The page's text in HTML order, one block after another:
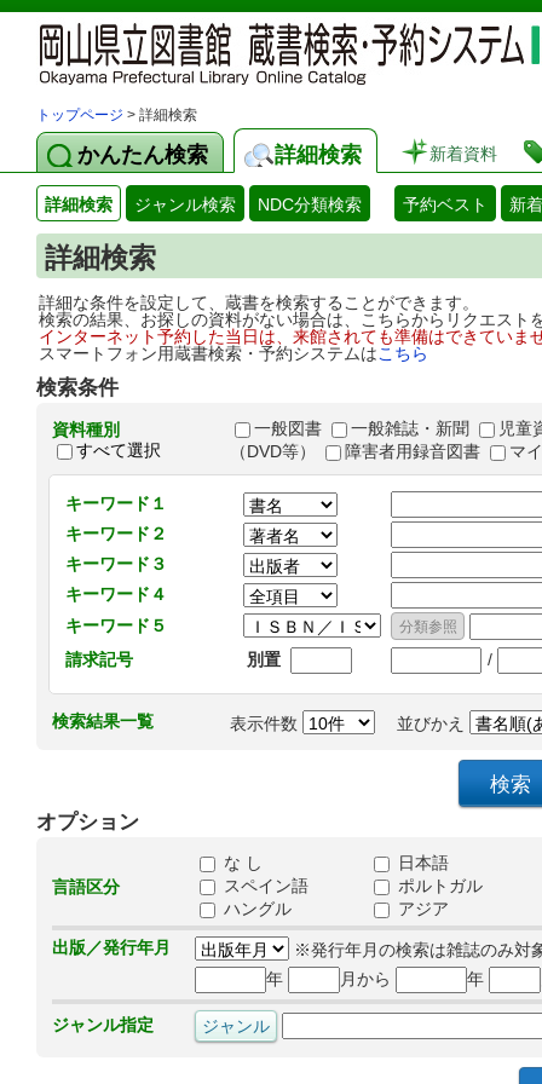
トップページ > 詳細検索
かんたん検索 詳細検索 新着資料
詳細検索 ジャンル検索 NDC分類検索 予約ベスト 新
詳細検索
詳細な条件を設定して、蔵書を検索することができます。
検索の結果、お探しの資料がない場合は、こちらからリクエス
インターネット予約した当日は、来館されても準備はできてい
スマートフォン用蔵書検索・予約システムはこちら
検索条件
資料種別
すべて選択
一般図書 一般雑誌・新聞
児童
（DVD等）
障害者用録音図書 マ
キーワード１
キーワード２
キーワード３
キーワード４
キーワード５
請求記号
別置 /
検索結果一覧 表示件数 並びかえ
オプション
言語区分
な し
日本語
スペイン語
ポルトガル
ハングル
アジア
出版／発行年月
※発行年月の検索は雑誌のみ対
年
月から 年
ジャンル指定